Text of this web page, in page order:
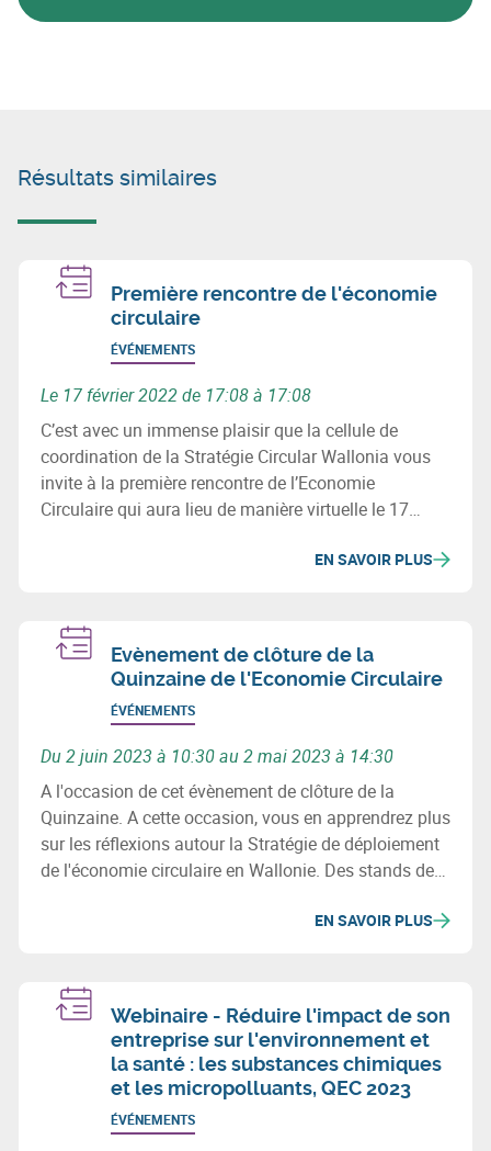
Résultats similaires
Première rencontre de l'économie
circulaire
ÉVÉNEMENTS
Le 17 février 2022 de 17:08 à 17:08
C’est avec un immense plaisir que la cellule de
coordination de la Stratégie Circular Wallonia vous
invite à la première rencontre de l’Economie
Circulaire qui aura lieu de manière virtuelle le 17
EN SAVOIR PLUS
Evènement de clôture de la
Quinzaine de l'Economie Circulaire
ÉVÉNEMENTS
Du 2 juin 2023 à 10:30 au 2 mai 2023 à 14:30
A l'occasion de cet évènement de clôture de la
Quinzaine. A cette occasion, vous en apprendrez plus
sur les réflexions autour la Stratégie de déploiement
de l'économie circulaire en Wallonie. Des stands de
permettre de rencontrer des entreprises circulaires, au
EN SAVOIR PLUS
Webinaire - Réduire l'impact de son
entreprise sur l'environnement et
la santé : les substances chimiques
et les micropolluants, QEC 2023
ÉVÉNEMENTS